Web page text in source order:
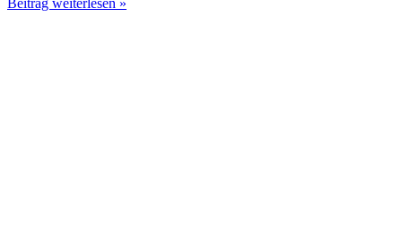
Beitrag weiterlesen »